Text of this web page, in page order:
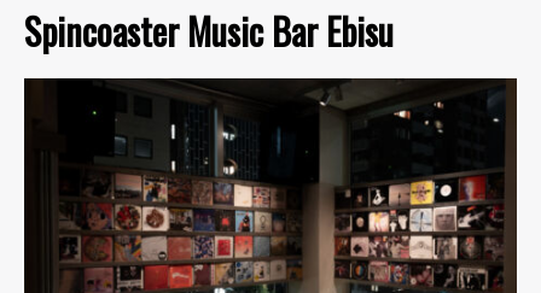
Spincoaster Music Bar Ebisu